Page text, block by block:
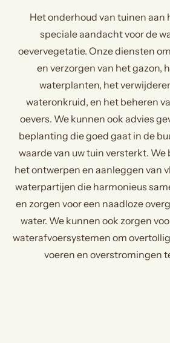
Het onderhoud van tuinen aan
speciale aandacht voor de
oevervegetatie. Onze diensten
en verzorgen van het gazon,
waterplanten, het
wateronkruid, en het beheren
oevers. We kunnen ook advies
beplanting die goed gaat in de
waarde van uw tuin versterkt. We
het ontwerpen en aanleggen van
waterpartijen die harmonieus
en zorgen voor een naadloze
water. We kunnen ook zorgen
waterafvoersystemen om
voeren en overstromingen